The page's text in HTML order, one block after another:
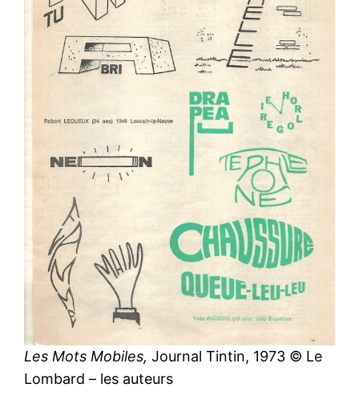
Les Mots Mobiles,Journal Tintin, 1973 © Le
Lombard – les auteurs